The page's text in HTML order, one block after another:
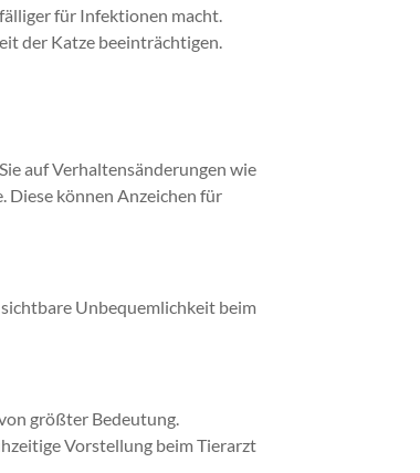
für Infektionen macht.
der Katze beeinträchtigen.
auf Verhaltensänderungen wie
können Anzeichen für
Unbequemlichkeit beim
größter Bedeutung.
Vorstellung beim Tierarzt